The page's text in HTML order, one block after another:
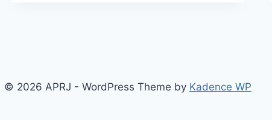
© 2026 APRJ - WordPress Theme by Kadence WP